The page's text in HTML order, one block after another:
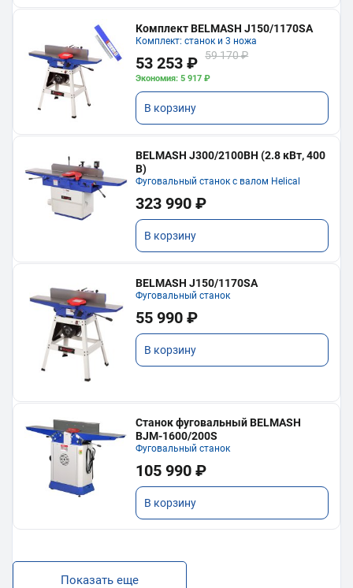
Комплект BELMASH J150/1170SA
Комплект: станок и 3 ножа
53 253 ₽ 59 170 ₽
Экономия: 5 917 ₽
В корзину
BELMASH J300/2100ВH (2.8 кВт, 400
В)
Фуговальный станок с валом Helical
323 990 ₽
В корзину
BELMASH J150/1170SA
Фуговальный станок
55 990 ₽
В корзину
Станок фуговальный BELMASH
BJM-1600/200S
Фуговальный станок
105 990 ₽
В корзину
Показать еще